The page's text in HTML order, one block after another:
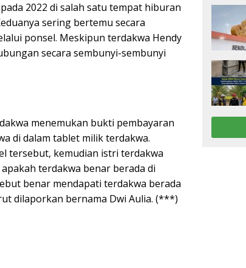
2022 di salah satu tempat hiburan
sering bertemu secara
ponsel. Meskipun terdakwa Hendy
secara sembunyi-sembunyi
menemukan bukti pembayaran
di dalam tablet milik terdakwa.
tersebut, kemudian istri terdakwa
terdakwa benar berada di
benar mendapati terdakwa berada
dilaporkan bernama Dwi Aulia. (***)